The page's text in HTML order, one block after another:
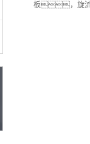
板，旋